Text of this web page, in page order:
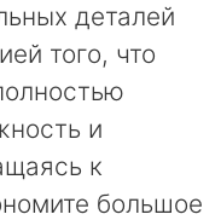
деталей
того, что
и
к
большое